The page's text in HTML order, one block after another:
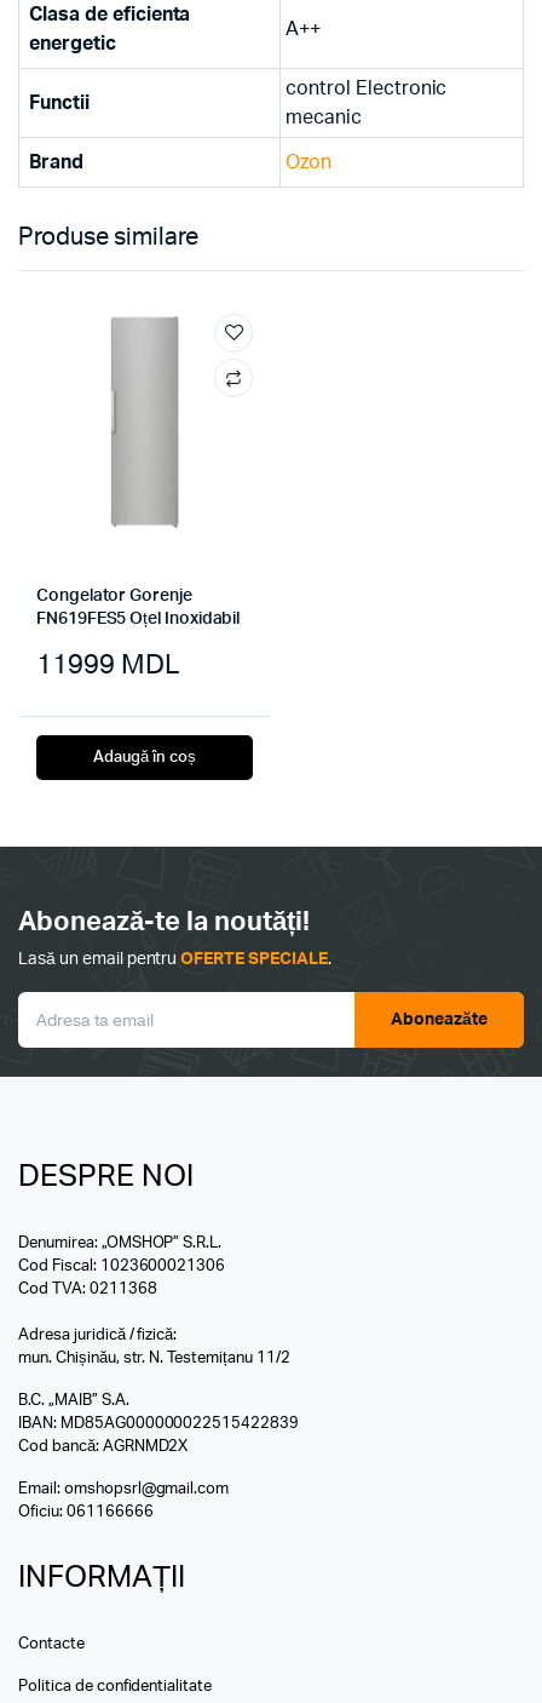
Clasa de eficienta
energetic
A++
Functii
control Electronic
mecanic
Brand Ozon
Produse similare
Congelator Gorenje
FN619FES5 Oțel Inoxidabil
11999 MDL
Adaugă în coș
Abonează-te la noutăți!
Lasă un email pentruOFERTE SPECIALE.
Aboneazăte
DESPRE NOI
Denumirea: „OMSHOP” S.R.L.
Cod Fiscal: 1023600021306
Cod TVA: 0211368
Adresa juridică / fizică:
mun. Chișinău, str. N. Testemițanu 11/2
B.C. „MAIB” S.A.
IBAN: MD85AG000000022515422839
Cod bancă: AGRNMD2X
Email: omshopsrl@gmail.com
Oficiu: 061166666
INFORMAȚII
Contacte
Politica de confidentialitate